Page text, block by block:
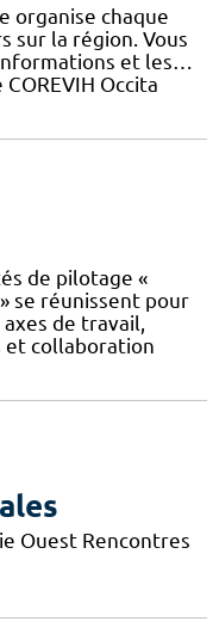
organise chaque
sur la région. Vous
et les…
Occita
de pilotage «
se réunissent pour
de travail,
et collaboration
Ouest Rencontres